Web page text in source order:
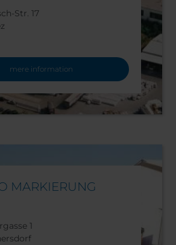
Str. 17
mere information
MARKIERUNG
1